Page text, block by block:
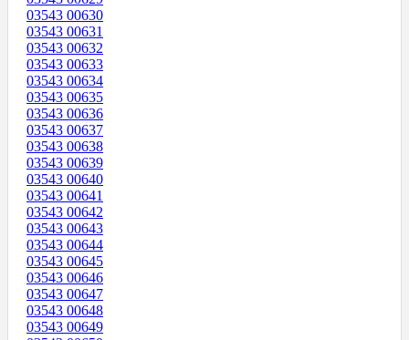
03543 00630
03543 00631
03543 00632
03543 00633
03543 00634
03543 00635
03543 00636
03543 00637
03543 00638
03543 00639
03543 00640
03543 00641
03543 00642
03543 00643
03543 00644
03543 00645
03543 00646
03543 00647
03543 00648
03543 00649